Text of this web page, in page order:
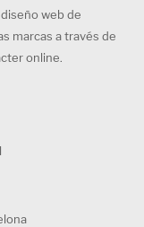
web de
marcas a través de
online.